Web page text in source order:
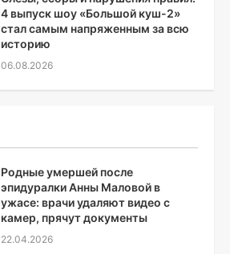
4 выпуск шоу «Большой куш-2»
стал самым напряженным за всю
историю
06.08.2026
Родные умершей после
эпидуралки Анны Маловой в
ужасе: врачи удаляют видео с
камер, прячут документы
22.04.2026